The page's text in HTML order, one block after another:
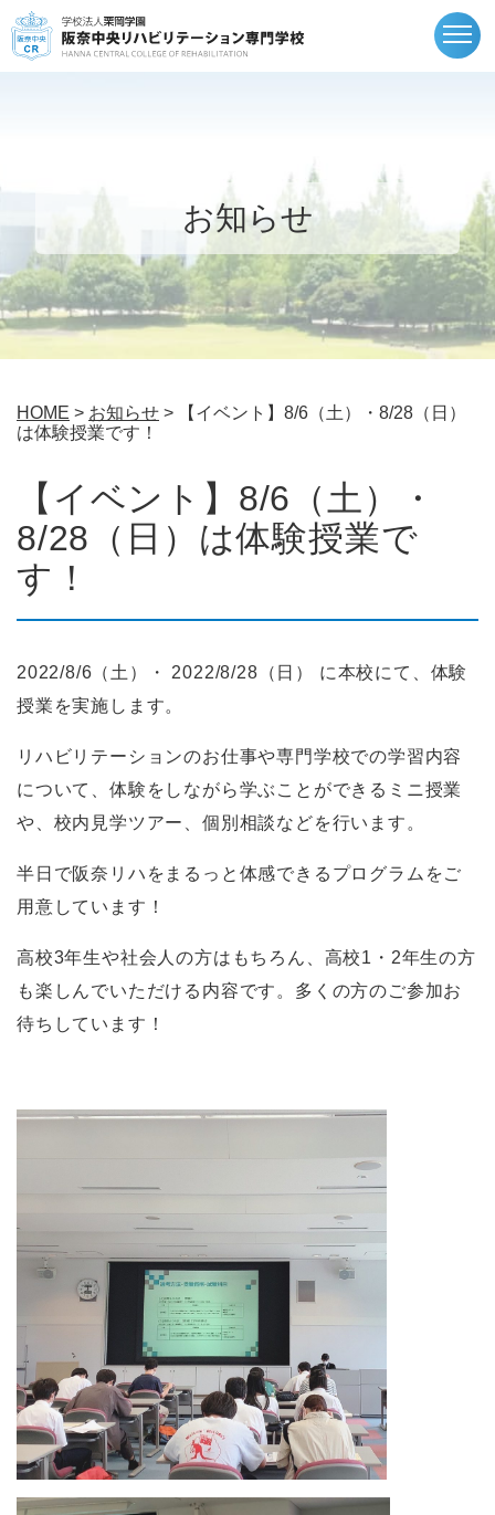
お知らせ
HOME > お知らせ > 【イベント】8/6（土）・8/28（日）
は体験授業です！
【イベント】8/6（土）・
8/28（日）は体験授業で
す！
2022/8/6（土）・ 2022/8/28（日） に本校にて、体験
授業を実施します。
リハビリテーションのお仕事や専門学校での学習内容
について、体験をしながら学ぶことができるミニ授業
や、校内見学ツアー、個別相談などを行います。
半日で阪奈リハをまるっと体感できるプログラムをご
用意しています！
高校3年生や社会人の方はもちろん、高校1・2年生の方
も楽しんでいただける内容です。多くの方のご参加お
待ちしています！